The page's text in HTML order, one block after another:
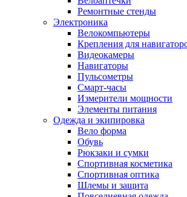
Ремонтные стенды
Электроника
Велокомпьютеры
Крепления для
Видеокамеры
Навигаторы
Пульсометры
Смарт-часы
Измерители мощности
Элементы питания
Одежда и экипировка
Вело форма
Обувь
Рюкзаки и сумки
Спортивная косметика
Спортивная оптика
Шлемы и защита